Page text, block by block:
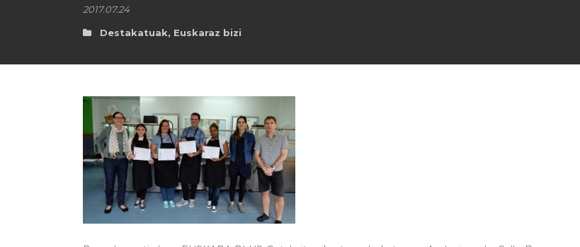
2017.07.24
Destakatuak, Euskaraz bizi